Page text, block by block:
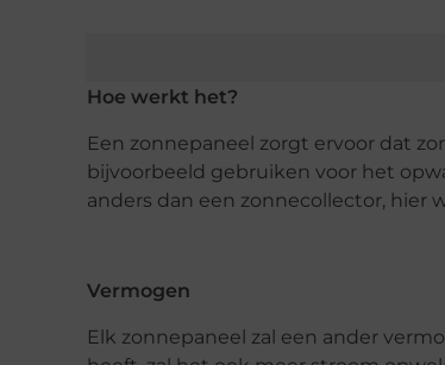
Hoe werkt het?
Een zonnepaneel zorgt ervoor dat
bijvoorbeeld gebruiken voor het
anders dan een zonnecollector,
Vermogen
Elk zonnepaneel zal een ander